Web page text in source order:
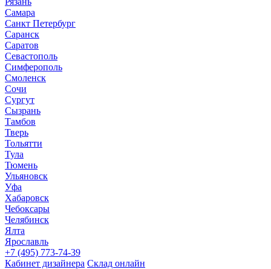
Самара
Санкт Петербург
Саранск
Саратов
Севастополь
Симферополь
Смоленск
Сочи
Сургут
Сызрань
Тамбов
Тверь
Тольятти
Тула
Тюмень
Ульяновск
Уфа
Хабаровск
Чебоксары
Челябинск
Ялта
Ярославль
+7 (495) 773-74-39
Кабинет дизайнера Склад онлайн